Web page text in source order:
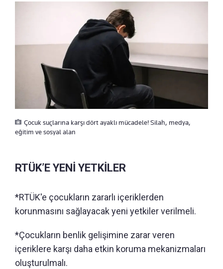
Çocuk suçlarına karşı dört ayaklı mücadele! Silah, medya,
eğitim ve sosyal alan
RTÜK’E YENİ YETKİLER
*RTÜK'e çocukların zararlı içeriklerden
korunmasını sağlayacak yeni yetkiler verilmeli.
*Çocukların benlik gelişimine zarar veren
içeriklere karşı daha etkin koruma mekanizmaları
oluşturulmalı.